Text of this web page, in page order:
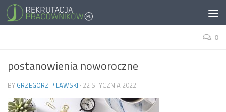
0
postanowienia noworoczne
BY GRZEGORZ PILAWSKI · 22 STYCZNIA 2022